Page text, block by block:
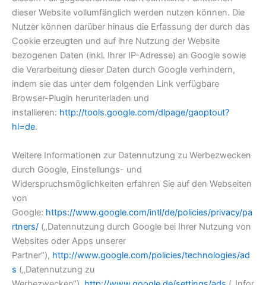
dieser Website vollumfänglich werden nutzen können. Die
Nutzer können darüber hinaus die Erfassung der durch das
Cookie erzeugten und auf ihre Nutzung der Website
bezogenen Daten (inkl. Ihrer IP-Adresse) an Google sowie
die Verarbeitung dieser Daten durch Google verhindern,
indem sie das unter dem folgenden Link verfügbare
Browser-Plugin herunterladen und
installieren: http://tools.google.com/dlpage/gaoptout?
hl=de.
Weitere Informationen zur Datennutzung zu Werbezwecken
durch Google, Einstellungs- und
Widerspruchsmöglichkeiten erfahren Sie auf den Webseiten
von
Google: https://www.google.com/intl/de/policies/privacy/pa
rtners/ („Datennutzung durch Google bei Ihrer Nutzung von
Websites oder Apps unserer
Partner“), http://www.google.com/policies/technologies/ad
s („Datennutzung zu